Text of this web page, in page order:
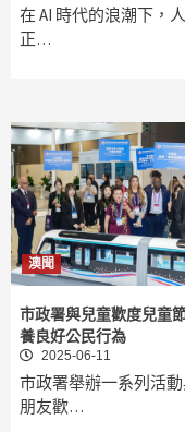
在 AI 時代的浪潮下，
正…
澳聞
市政署與兒童歡度兒童
養良好公民行為
2025-06-11
市政署舉辦一系列活
朋友歡…